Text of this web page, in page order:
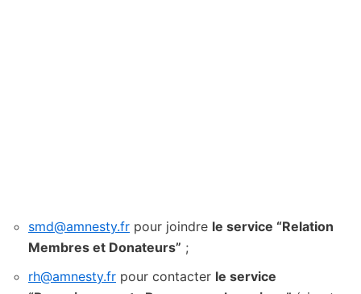
smd@amnesty.fr pour joindre le service “Relation
Membres et Donateurs” ;
rh@amnesty.fr pour contacter le service